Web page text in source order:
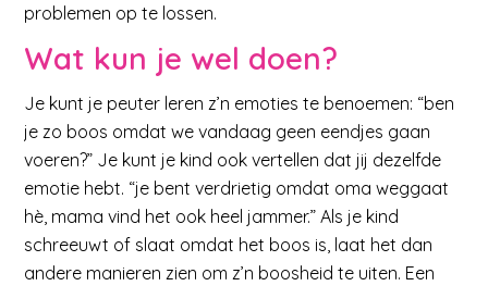
problemen op te lossen.
Wat kun je wel doen?
Je kunt je peuter leren z’n emoties te benoemen: “ben
je zo boos omdat we vandaag geen eendjes gaan
voeren?” Je kunt je kind ook vertellen dat jij dezelfde
emotie hebt. “je bent verdrietig omdat oma weggaat
hè, mama vind het ook heel jammer.” Als je kind
schreeuwt of slaat omdat het boos is, laat het dan
andere manieren zien om z’n boosheid te uiten. Een